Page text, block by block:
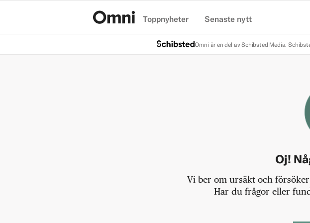
Toppnyheter Senaste nytt
Omni är en del av Schibsted Media.
Oj!
Vi ber om ursäkt och
Har du frågor eller